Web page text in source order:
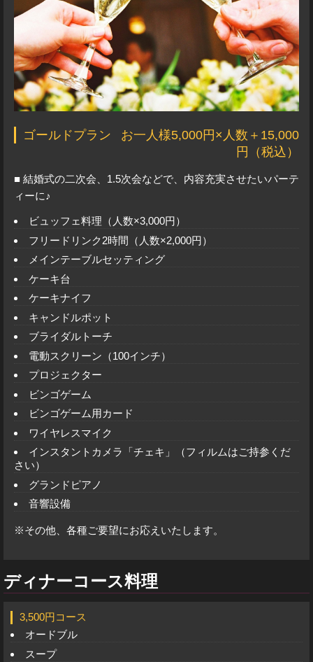
ゴールドプラン
お一人様5,000円×人数＋15,000
円（税込）
■ 結婚式の二次会、1.5次会などで、内容充実させたいパーテ
ィーに♪
ビュッフェ料理（人数×3,000円）
フリードリンク2時間（人数×2,000円）
メインテーブルセッティング
ケーキ台
ケーキナイフ
キャンドルポット
ブライダルトーチ
電動スクリーン（100インチ）
プロジェクター
ビンゴゲーム
ビンゴゲーム用カード
ワイヤレスマイク
インスタントカメラ「チェキ」（フィルムはご持参くだ
さい）
グランドピアノ
音響設備
※その他、各種ご要望にお応えいたします。
ディナーコース料理
3,500円コース
オードブル
スープ